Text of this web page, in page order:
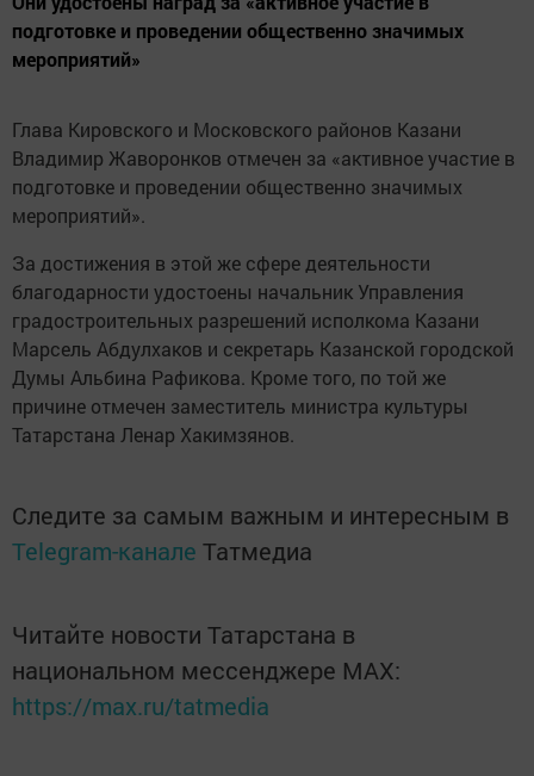
подготовке и проведении общественно значимых
мероприятий»
Глава Кировского и Московского районов Казани
Владимир Жаворонков отмечен за «активное участие в
подготовке и проведении общественно значимых
мероприятий».
За достижения в этой же сфере деятельности
благодарности удостоены начальник Управления
градостроительных разрешений исполкома Казани
Марсель Абдулхаков и секретарь Казанской городской
Думы Альбина Рафикова. Кроме того, по той же
причине отмечен заместитель министра культуры
Татарстана Ленар Хакимзянов.
Следите за самым важным и интересным в
Telegram-канале Татмедиа
Читайте новости Татарстана в
национальном мессенджере MАХ:
https://max.ru/tatmedia